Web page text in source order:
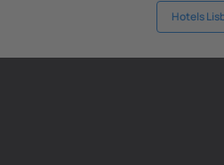
Hotels